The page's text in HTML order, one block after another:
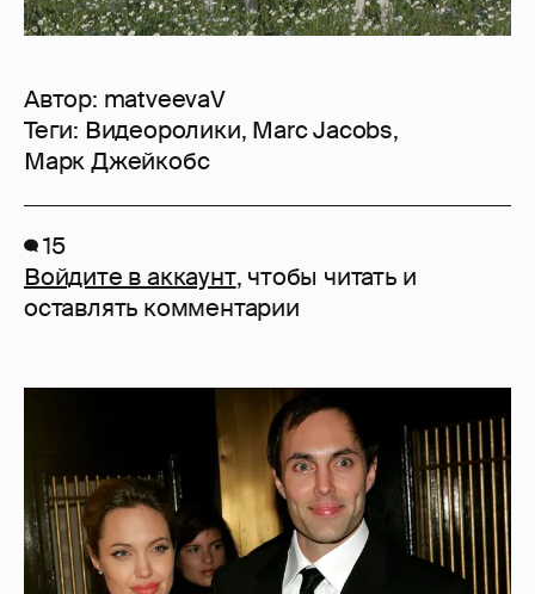
Автор: matveevaV
Теги: Видеоролики, Marc Jacobs,
Марк Джейкобс
15
Войдите в аккаунт, чтобы читать и
оставлять комментарии